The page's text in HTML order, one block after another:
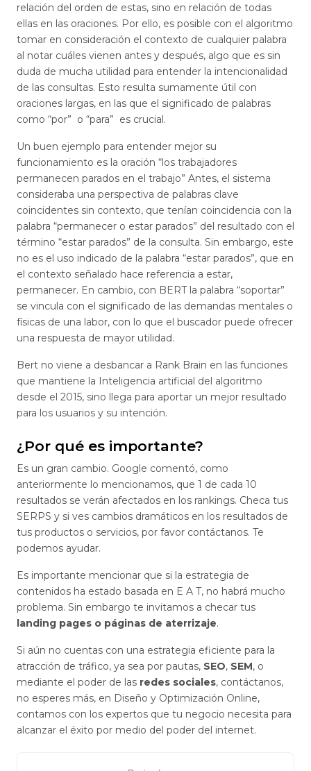
relación del orden de estas, sino en relación de todas
ellas en las oraciones. Por ello, es posible con el algoritmo
tomar en consideración el contexto de cualquier palabra
al notar cuáles vienen antes y después, algo que es sin
duda de mucha utilidad para entender la intencionalidad
de las consultas. Esto resulta sumamente útil con
oraciones largas, en las que el significado de palabras
como “por” o “para” es crucial.
Un buen ejemplo para entender mejor su
funcionamiento es la oración “los trabajadores
permanecen parados en el trabajo” Antes, el sistema
consideraba una perspectiva de palabras clave
coincidentes sin contexto, que tenían coincidencia con la
palabra “permanecer o estar parados” del resultado con el
término “estar parados” de la consulta. Sin embargo, este
no es el uso indicado de la palabra “estar parados”, que en
el contexto señalado hace referencia a estar,
permanecer. En cambio, con BERT la palabra “soportar”
se vincula con el significado de las demandas mentales o
físicas de una labor, con lo que el buscador puede ofrecer
una respuesta de mayor utilidad.
Bert no viene a desbancar a Rank Brain en las funciones
que mantiene la Inteligencia artificial del algoritmo
desde el 2015, sino llega para aportar un mejor resultado
para los usuarios y su intención.
¿Por qué es importante?
Es un gran cambio. Google comentó, como
anteriormente lo mencionamos, que 1 de cada 10
resultados se verán afectados en los rankings. Checa tus
SERPS y si ves cambios dramáticos en los resultados de
tus productos o servicios, por favor contáctanos. Te
podemos ayudar.
Es importante mencionar que si la estrategia de
contenidos ha estado basada en E A T, no habrá mucho
problema. Sin embargo te invitamos a checar tus
landing pages o páginas de aterrizaje.
Si aún no cuentas con una estrategia eficiente para la
atracción de tráfico, ya sea por pautas, SEO, SEM, o
mediante el poder de las redes sociales, contáctanos,
no esperes más, en Diseño y Optimización Online,
contamos con los expertos que tu negocio necesita para
alcanzar el éxito por medio del poder del internet.